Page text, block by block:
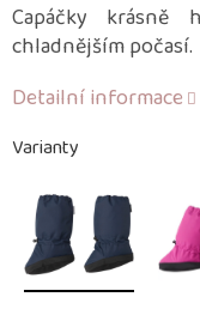
Varianty
Capáčky
chladnějším počasí.
Detailní informace